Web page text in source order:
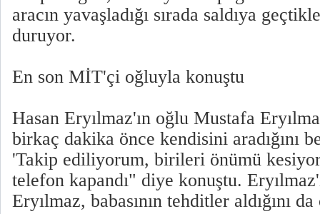
aracın yavaşladığı sırada saldıya
duruyor.
En son MİT'çi oğluyla konuştu
Hasan Eryılmaz'ın oğlu Mustafa
birkaç dakika önce kendisini aradığını
'Takip ediliyorum, birileri önümü
telefon kapandı" diye konuştu.
Eryılmaz, babasının tehditler aldığını